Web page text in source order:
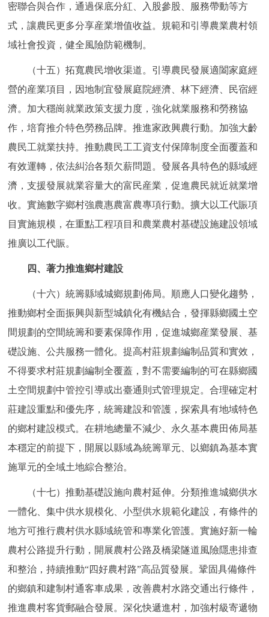
密聯合與合作，通過保底分紅、入股參股、服務帶動等方
式，讓農民更多分享産業增值收益。規範和引導農業農村領
域社會投資，健全風險防範機制。
（十五）拓寬農民增收渠道。引導農民發展適闔家庭經
營的産業項目，因地制宜發展庭院經濟、林下經濟、民宿經
濟。加大穩崗就業政策支援力度，強化就業服務和勞務協
作，培育推介特色勞務品牌。推進家政興農行動。加強大齡
農民工就業扶持。推動農民工工資支付保障制度全面覆蓋和
有效運轉，依法糾治各類欠薪問題。發展各具特色的縣域經
濟，支援發展就業容量大的富民産業，促進農民就近就業增
收。實施數字鄉村強農惠農富農專項行動。擴大以工代賑項
目實施規模，在重點工程項目和農業農村基礎設施建設領域
推廣以工代賑。
四、著力推進鄉村建設
（十六）統籌縣域城鄉規劃佈局。順應人口變化趨勢，
推動鄉村全面振興與新型城鎮化有機結合，發揮縣鄉國土空
間規劃的空間統籌和要素保障作用，促進城鄉産業發展、基
礎設施、公共服務一體化。提高村莊規劃編制品質和實效，
不得要求村莊規劃編制全覆蓋，對不需要編制的可在縣鄉國
土空間規劃中管控引導或出臺通則式管理規定。合理確定村
莊建設重點和優先序，統籌建設和管護，探索具有地域特色
的鄉村建設模式。在耕地總量不減少、永久基本農田佈局基
本穩定的前提下，開展以縣域為統籌單元、以鄉鎮為基本實
施單元的全域土地綜合整治。
（十七）推動基礎設施向農村延伸。分類推進城鄉供水
一體化、集中供水規模化、小型供水規範化建設，有條件的
地方可推行農村供水縣域統管和專業化管護。實施好新一輪
農村公路提升行動，開展農村公路及橋梁隧道風險隱患排查
和整治，持續推動“四好農村路”高品質發展。鞏固具備條件
的鄉鎮和建制村通客車成果，改善農村水路交通出行條件，
推進農村客貨郵融合發展。深化快遞進村，加強村級寄遞物